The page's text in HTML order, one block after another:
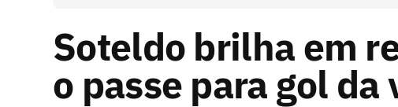
Soteldo brilha em
o passe para gol